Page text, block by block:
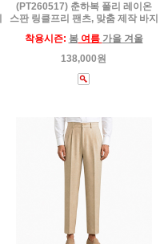
(PT260517) 춘하복 폴리 레이온
스판 링클프리 팬츠, 맞춤 제작 바지
착용시즌: 봄여름 가을 겨울
138,000원